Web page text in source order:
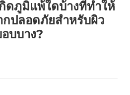
ดภูมิแพ้ใดบ้างที่ทำให้
กปลอดภัยสำหรับผิว
บบาง?